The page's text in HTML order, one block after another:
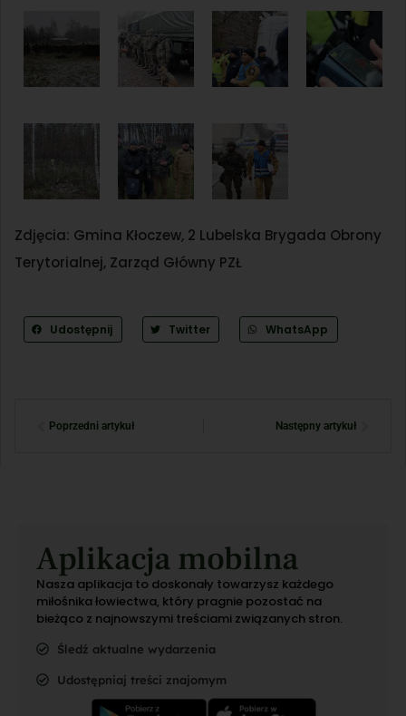
Zdjęcia: Gmina Kłoczew, 2 Lubelska Brygada Obrony
Terytorialnej, Zarząd Główny PZŁ
Udostępnij Twitter WhatsApp
Poprzedni artykuł Następny artykuł
Aplikacja mobilna
Nasza aplikacja to doskonały towarzysz każdego
miłośnika łowiectwa, który pragnie pozostać na
bieżąco z najnowszymi treściami związanych stron.
Śledź aktualne wydarzenia
Udostępniaj treści znajomym